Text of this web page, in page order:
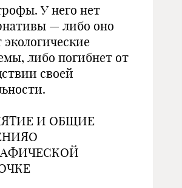
У него нет
— либо оно
либо погибнет от
своей
И ОБЩИЕ